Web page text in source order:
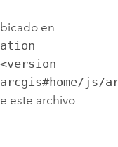
en
arcgis#home/
este archivo